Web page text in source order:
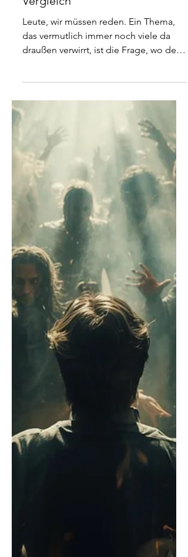
Unterschiede dunkle Götter -
Dunkle Wesenheiten Teil I -
Anubis und Dämonen im
Vergleich
Unterschied zwischen dunklen Göttern
und anderen dunklen Wesenheiten ist
und ob es den überhaupt gibt. Die
Kurzfassung ist, natürlich gibt es einen
Unterschied, und zwar einen
gewaltigen. Die einen sind hohe
Wesen, die fester Teil des Systems
sind, das wir Gott nennen. Und die
anderen sind so eigentlich nicht
vorgesehen gewesen, haben sich aber
entwickelt. Dass wir M